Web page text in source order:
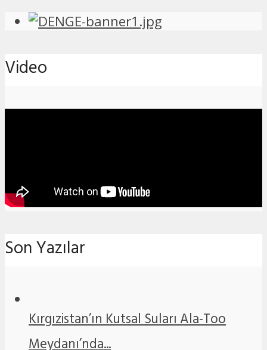
Video
Son Yazılar
Kırgızistan’ın Kutsal Suları Ala-Too